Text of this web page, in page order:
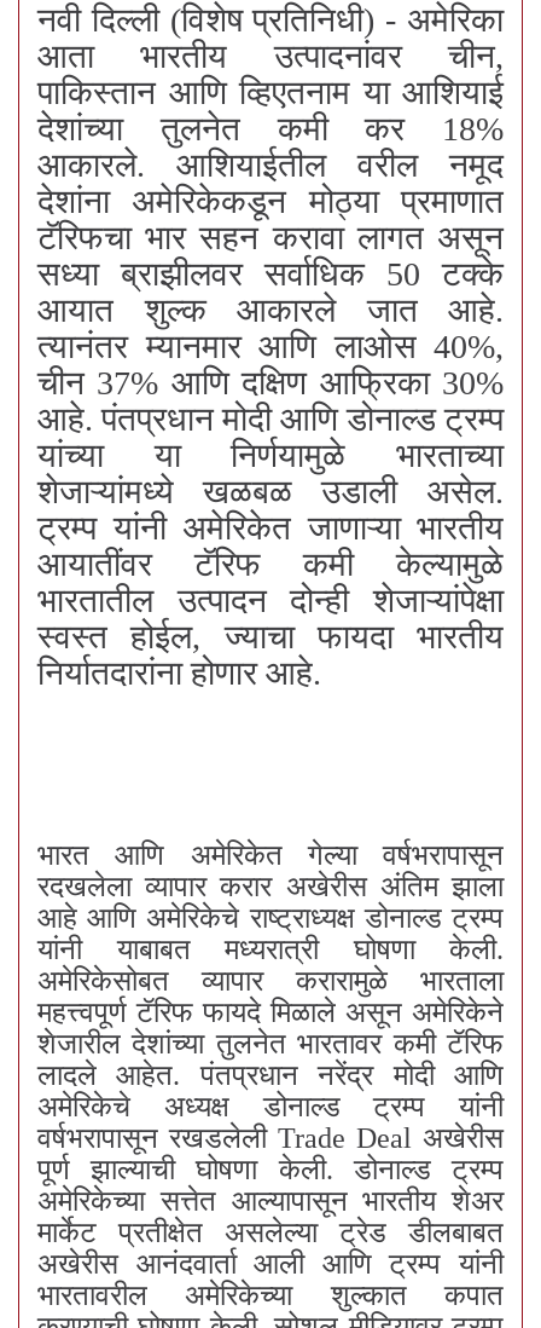
नवी दिल्ली (विशेष प्रतिनिधी) - अमेरिका
आता भारतीय उत्पादनांवर चीन,
पाकिस्तान आणि व्हिएतनाम या आशियाई
देशांच्या तुलनेत कमी कर 18%
आकारले. आशियाईतील वरील नमूद
देशांना अमेरिकेकडून मोठ्या प्रमाणात
टॅरिफचा भार सहन करावा लागत असून
सध्या ब्राझीलवर सर्वाधिक 50 टक्के
आयात शुल्क आकारले जात आहे.
त्यानंतर म्यानमार आणि लाओस 40%,
चीन 37% आणि दक्षिण आफ्रिका 30%
आहे. पंतप्रधान मोदी आणि डोनाल्ड ट्रम्प
यांच्या या निर्णयामुळे भारताच्या
शेजाऱ्यांमध्ये खळबळ उडाली असेल.
ट्रम्प यांनी अमेरिकेत जाणाऱ्या भारतीय
आयातींवर टॅरिफ कमी केल्यामुळे
भारतातील उत्पादन दोन्ही शेजाऱ्यांपेक्षा
स्वस्त होईल, ज्याचा फायदा भारतीय
निर्यातदारांना होणार आहे.
भारत आणि अमेरिकेत गेल्या वर्षभरापासून
रदखलेला व्यापार करार अखेरीस अंतिम झाला
आहे आणि अमेरिकेचे राष्ट्राध्यक्ष डोनाल्ड ट्रम्प
यांनी याबाबत मध्यरात्री घोषणा केली.
अमेरिकेसोबत व्यापार करारामुळे भारताला
महत्त्वपूर्ण टॅरिफ फायदे मिळाले असून अमेरिकेने
शेजारील देशांच्या तुलनेत भारतावर कमी टॅरिफ
लादले आहेत. पंतप्रधान नरेंद्र मोदी आणि
अमेरिकेचे अध्यक्ष डोनाल्ड ट्रम्प यांनी
वर्षभरापासून रखडलेली Trade Deal अखेरीस
पूर्ण झाल्याची घोषणा केली. डोनाल्ड ट्रम्प
अमेरिकेच्या सत्तेत आल्यापासून भारतीय शेअर
मार्केट प्रतीक्षेत असलेल्या ट्रेड डीलबाबत
अखेरीस आनंदवार्ता आली आणि ट्रम्प यांनी
भारतावरील अमेरिकेच्या शुल्कात कपात